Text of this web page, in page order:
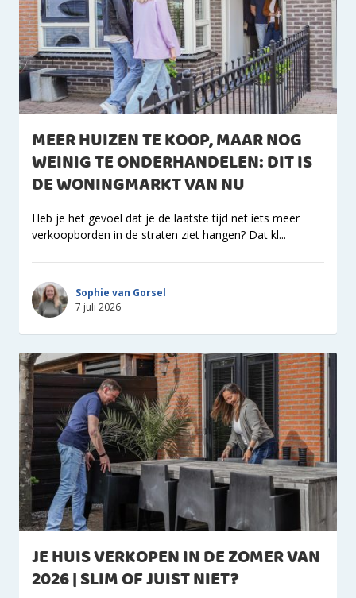
MEER HUIZEN TE KOOP, MAAR NOG
WEINIG TE ONDERHANDELEN: DIT IS
DE WONINGMARKT VAN NU
Heb je het gevoel dat je de laatste tijd net iets meer
verkoopborden in de straten ziet hangen? Dat kl...
Sophie van Gorsel
7 juli 2026
JE HUIS VERKOPEN IN DE ZOMER VAN
2026 | SLIM OF JUIST NIET?